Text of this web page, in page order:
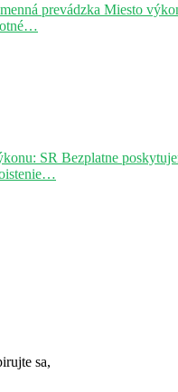
prevádzka Miesto
SR Bezplatne
sa,